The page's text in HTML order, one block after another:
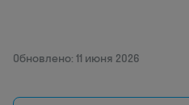
Обновлено: 11 июня 2026